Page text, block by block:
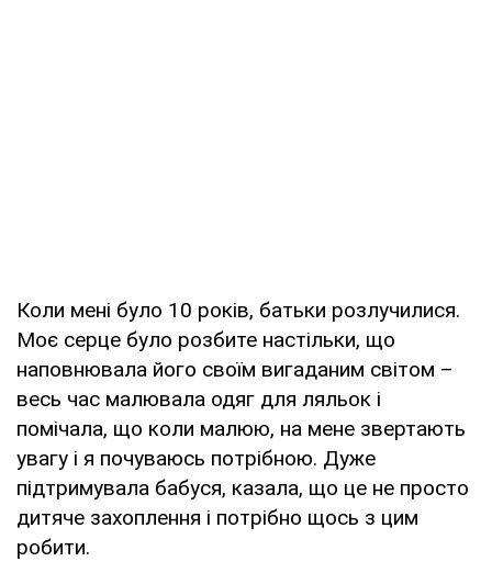
Коли мені було 10 років, батьки розлучилися.
Моє серце було розбите настільки, що
наповнювала його своїм вигаданим світом –
весь час малювала одяг для ляльок і
помічала, що коли малюю, на мене звертають
увагу і я почуваюсь потрібною. Дуже
підтримувала бабуся, казала, що це не просто
дитяче захоплення і потрібно щось з цим
робити.